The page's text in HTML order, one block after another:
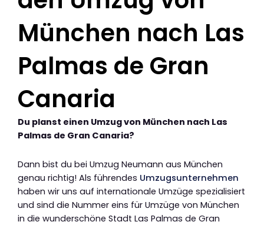
München nach Las
Palmas de Gran
Canaria
Du planst einen Umzug von München nach Las
Palmas de Gran Canaria?
Dann bist du bei Umzug Neumann aus München
genau richtig! Als führendes Umzugsunternehmen
haben wir uns auf internationale Umzüge spezialisiert
und sind die Nummer eins für Umzüge von München
in die wunderschöne Stadt Las Palmas de Gran